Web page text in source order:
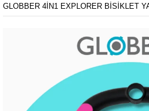
GLOBBER 4IN1 EXPLORER BISIKLET